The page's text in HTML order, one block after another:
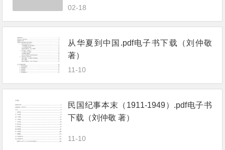
02-18
从华夏到中国.pdf电子书下载（刘仲敬
著）
11-10
民国纪事本末（1911-1949）.pdf电子书
下载（刘仲敬 著）
11-10